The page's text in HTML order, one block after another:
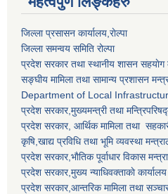
जिल्ला प्रसासन कार्यालय,राेल्पा
जिल्ला समन्वय समिति रोल्पा
प्रदेश सरकार तथा स्थानीय शासन सहयाेग
सङ्‍घीय मामिला तथा सामान्य प्रशासन
Department of Local
प्रदेश सरकार,मुख्यमन्त्री तथा
प्रदेश सरकार, आर्थिक मामिला तथा
कृषि,खाद्य प्रविधि तथा भूमि व्यवस्था
प्रदेश सरकार,भाैतिक पूर्वाधार विकास
प्रदेश सरकार,मुख्य न्याधिवक्ताकाे
प्रदेश सरकार,आन्तरिक मामिला तथा